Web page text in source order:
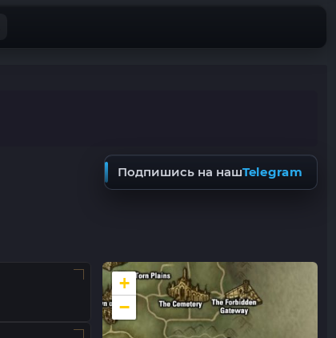
Подпишись на нашTelegram
+
−